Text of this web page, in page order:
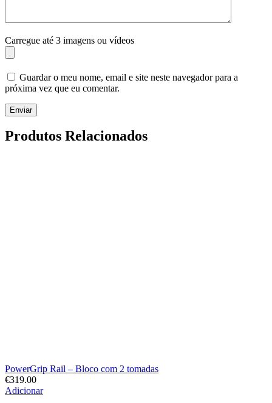
Carregue até 3 imagens ou vídeos
Guardar o meu nome, email e site neste navegador para a
próxima vez que eu comentar.
Enviar
Produtos Relacionados
PowerGrip Rail – Bloco com 2 tomadas
€319.00
Adicionar